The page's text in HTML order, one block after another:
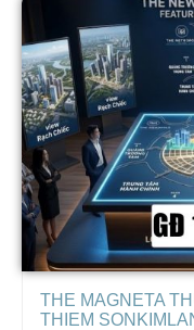
THE MAGNETA
THIEM